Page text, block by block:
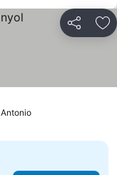
Compartir
Ver precios